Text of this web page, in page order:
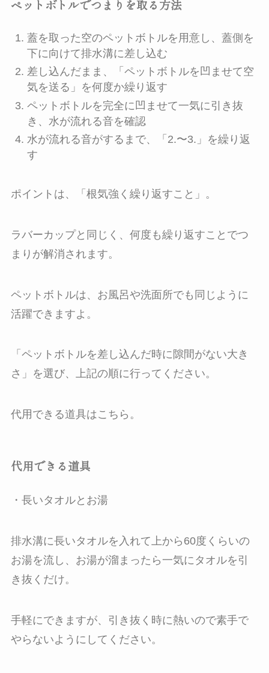
ペットボトルでつまりを取る方法
蓋を取った空のペットボトルを用意し、蓋側を
下に向けて排水溝に差し込む
差し込んだまま、「ペットボトルを凹ませて空
気を送る」を何度か繰り返す
ペットボトルを完全に凹ませて一気に引き抜
き、水が流れる音を確認
水が流れる音がするまで、「2.〜3.」を繰り返
す
ポイントは、「根気強く繰り返すこと」。
ラバーカップと同じく、何度も繰り返すことでつ
まりが解消されます。
ペットボトルは、お風呂や洗面所でも同じように
活躍できますよ。
「ペットボトルを差し込んだ時に隙間がない大き
さ」を選び、上記の順に行ってください。
代用できる道具はこちら。
代用できる道具
・長いタオルとお湯
排水溝に長いタオルを入れて上から60度くらいの
お湯を流し、お湯が溜まったら一気にタオルを引
き抜くだけ。
手軽にできますが、引き抜く時に熱いので素手で
やらないようにしてください。